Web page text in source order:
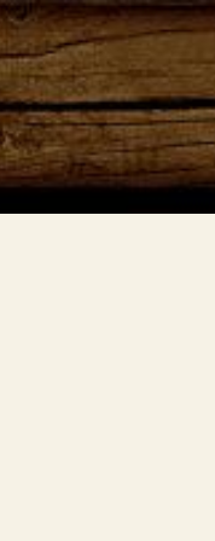
Ga
direct
naar
de
hoofdinhoud